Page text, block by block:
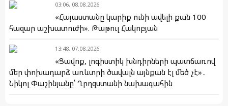
03:06, 08.08.2026
«Հայաստանը կարիք ունի ավելի քան 100
հազար աշխատուժի». Թաթուլ Հակոբյան
13:48, 07.08.2026
«Ցավոք, լոգիստիկ խնդիրների պատճառով
մեր փոխադարձ առևտրի ծավալն այնքան էլ մեծ չէ»․
Նիկոլ Փաշինյանը՝ Ղրղզստանի նախագահին